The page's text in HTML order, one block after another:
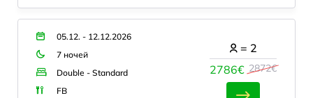
05.12. - 12.12.2026
7 ночей
Double - Standard
FB
2786€ 2872€
= 2